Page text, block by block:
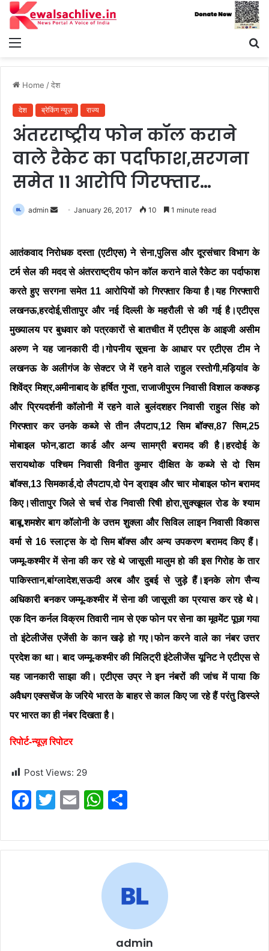
Menu
Home /देश
देश ब्रेकिंग न्यूज़ राज्य
अंतरराष्ट्रीय फोन कॉल कराने
वाले रैकेट का पर्दाफाश,सरगना
समेत 11 आरोपि गिरफ्तार…
admin
SendJanuary 26, 2017 10 1 minute read
आतंकवाद निरोधक दस्ता (एटीएस) ने सेना,पुलिस और दूरसंचार विभाग के
टर्म सेल की मदद से अंतरराष्ट्रीय फोन कॉल कराने वाले रैकेट का पर्दाफाश
करते हुए सरगना समेत 11 आरोपियों को गिरफ्तार किया है।यह गिरफ्तारी
लखनऊ,हरदोई,सीतापुर और नई दिल्ली के महरौली से की गई है।एटीएस
मुख्यालय पर बुधवार को पत्रकारों से बातचीत में एटीएस के आइजी असीम
अरुण ने यह जानकारी दी।गोपनीय सूचना के आधार पर एटीएस टीम ने
लखनऊ के अलीगंज के सेक्टर जे में रहने वाले राहुल रस्तोगी,मड़ियांव के
शिवेंद्र मिश्र,अमीनाबाद के हर्षित गुप्ता, राजाजीपुरम निवासी विशाल कक्कड़
और प्रियदर्शनी कॉलोनी में रहने वाले बुलंदशहर निवासी राहुल सिंह को
गिरफ्तार कर उनके कब्जे से तीन लैपटाप,12 सिम बॉक्स,87 सिम,25
मोबाइल फोन,डाटा कार्ड और अन्य सामग्री बरामद की है।हरदोई के
सरायथोक पश्चिम निवासी विनीत कुमार दीक्षित के कब्जे से दो सिम
बॉक्स,13 सिमकार्ड,दो लैपटाप,दो पेन ड्राइव और चार मोबाइल फोन बरामद
किए।सीतापुर जिले से चर्च रोड निवासी रिषी होरा,सुक्खूमल रोड के श्याम
बाबू,शमशेर बाग कॉलोनी के उत्तम शुक्ला और सिविल लाइन निवासी विकास
वर्मा से 16 स्लाट्स के दो सिम बॉक्स और अन्य उपकरण बरामद किए हैं।
जम्मू-कश्मीर में सेना की कर रहे थे जासूसी मालुम हो की इस गिरोह के तार
पाकिस्तान,बांग्लादेश,सऊदी अरब और दुबई से जुड़े हैं।इनके लोग सैन्य
अधिकारी बनकर जम्मू-कश्मीर में सेना की जासूसी का प्रयास कर रहे थे।
एक दिन कर्नल विक्रम तिवारी नाम से एक फोन पर सेना का मूवमेंट पूछा गया
तो इंटेलीजेंस एजेंसी के कान खड़े हो गए।फोन करने वाले का नंबर उत्तर
प्रदेश का था। बाद जम्मू-कश्मीर की मिलिट्री इंटेलीजेंस यूनिट ने एटीएस से
यह जानकारी साझा की। एटीएस उप्र ने इन नंबरों की जांच में पाया कि
अवैधग एक्सचेंज के जरिये भारत के बाहर से काल किए जा रहे हैं परंतु डिस्प्ले
पर भारत का ही नंबर दिखता है।
रिपोर्ट-न्यूज़ रिपोटर
Post Views: 29
F
c
e
T
itt
er
E
ai
l
W
at
s
A
p
ar
e
admin